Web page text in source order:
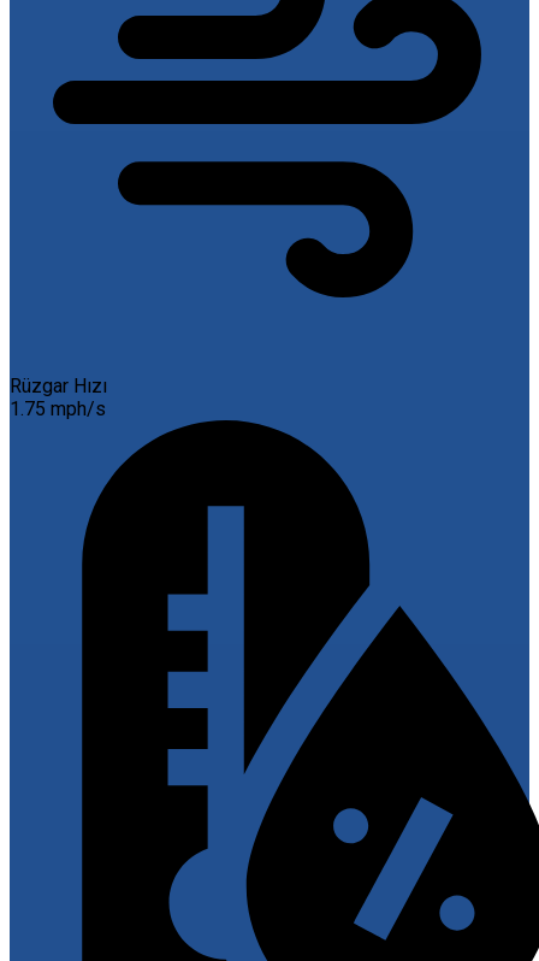
Rüzgar Hızı
1.75 mph/s